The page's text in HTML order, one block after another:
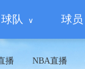
球队 球员
播 NBA直播